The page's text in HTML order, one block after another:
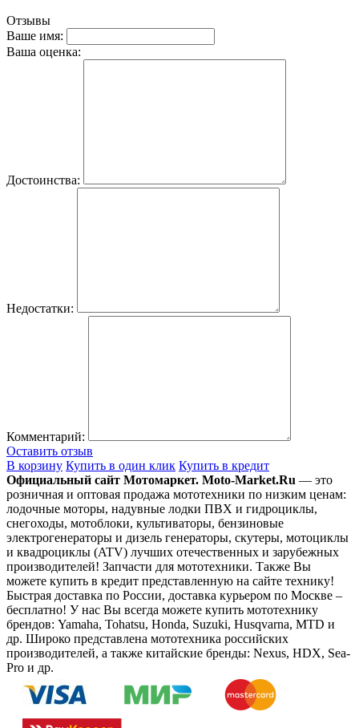
Отзывы
Ваше имя:
Ваша оценка:
Достоинства:
Недостатки:
Комментарий:
Оставить отзыв
В корзину Купить в один клик Купить в кредит
Официальный сайт Мотомаркет. Moto-Market.Ru — это
розничная и оптовая продажа мототехники по низким ценам:
лодочные моторы, надувные лодки ПВХ и гидроциклы,
снегоходы, мотоблоки, культиваторы, бензиновые
электрогенераторы и дизель генераторы, скутеры, мотоциклы
и квадроциклы (ATV) лучших отечественных и зарубежных
производителей! Запчасти для мототехники. Также Вы
можете купить в кредит представленную на сайте технику!
Быстрая доставка по России, доставка курьером по Москве –
бесплатно! У нас Вы всегда можете купить мототехнику
брендов: Yamaha, Tohatsu, Honda, Suzuki, Husqvarna, MTD и
др. Широко представлена мототехника российских
производителей, а также китайские бренды: Nexus, HDX, Sea-
Pro и др.